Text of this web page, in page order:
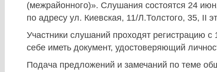
(межрайонного)». Слушания состоятся 24
по адресу ул. Киевская, 11/Л.Толстого, 35, II
Участники слушаний проходят регистрацию с
себе иметь документ, удостоверяющий
Подача предложений и замечаний по теме